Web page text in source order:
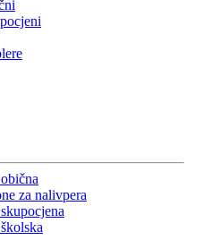
za nalivpera